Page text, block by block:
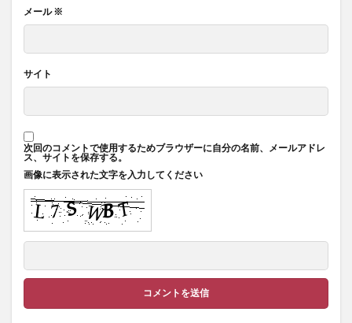
メール※
サイト
次回のコメントで使用するためブラウザーに自分の名前、メールアドレ
ス、サイトを保存する。
画像に表示された文字を入力してください